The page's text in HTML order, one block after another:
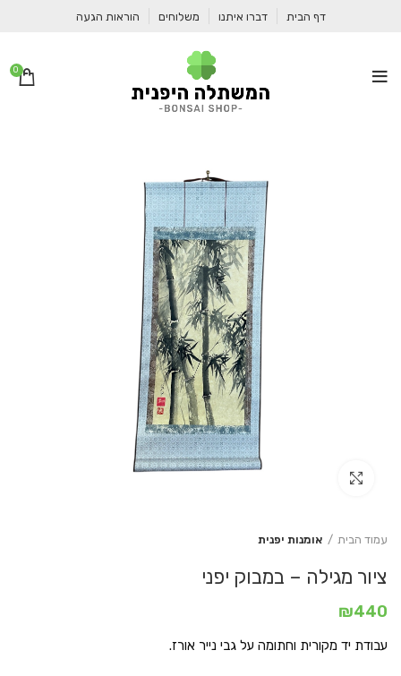
דף הבית דברו איתנו משלוחים הוראות הגעה
0
עמוד הבית אומנות יפנית
ציור מגילה – במבוק יפני
₪440
עבודת יד מקורית וחתומה על גבי נייר אורז.